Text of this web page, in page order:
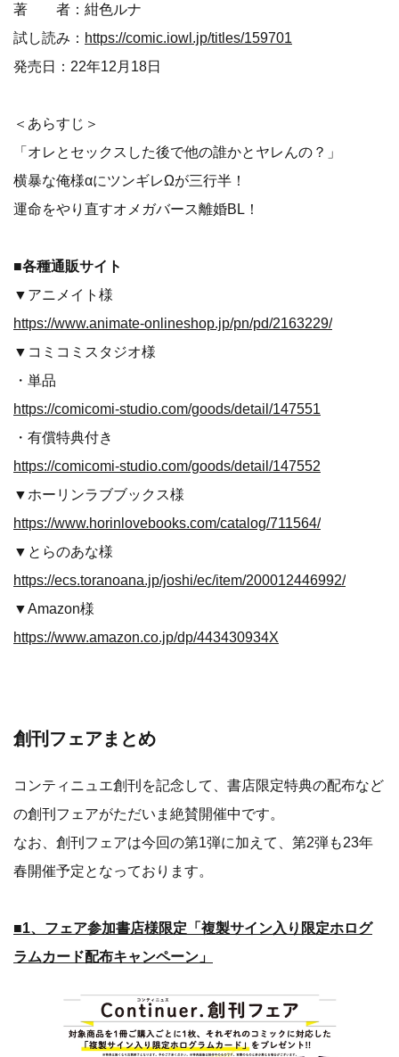
著 者：紺色ルナ
試し読み： https://comic.iowl.jp/titles/159701
発売日：22年12月18日
＜あらすじ＞
「オレとセックスした後で他の誰かとヤレんの？」
横暴な俺様αにツンギレΩが三行半！
運命をやり直すオメガバース離婚BL！
■各種通販サイト
▼アニメイト様
https://www.animate-onlineshop.jp/pn/pd/2163229/
▼コミコミスタジオ様
・単品
https://comicomi-studio.com/goods/detail/147551
・有償特典付き
https://comicomi-studio.com/goods/detail/147552
▼ホーリンラブブックス様
https://www.horinlovebooks.com/catalog/711564/
▼とらのあな様
https://ecs.toranoana.jp/joshi/ec/item/200012446992/
▼Amazon様
https://www.amazon.co.jp/dp/443430934X
創刊フェアまとめ
コンティニュエ創刊を記念して、書店限定特典の配布など
の創刊フェアがただいま絶賛開催中です。
なお、創刊フェアは今回の第1弾に加えて、第2弾も23年
春開催予定となっております。
■1、フェア参加書店様限定「複製サイン入り限定ホログ
ラムカード配布キャンペーン」